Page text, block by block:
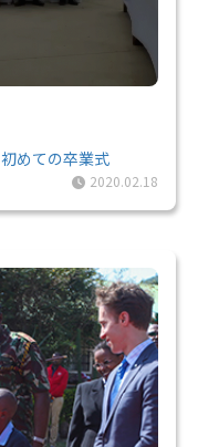
めての卒業式
2020.02.18